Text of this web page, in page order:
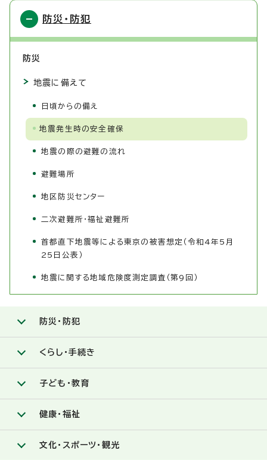
防災・防犯
防災
地震に備えて
日頃からの備え
地震発生時の安全確保
地震の際の避難の流れ
避難場所
地区防災センター
二次避難所・福祉避難所
首都直下地震等による東京の被害想定（令和4年5月
25日公表）
地震に関する地域危険度測定調査（第9回）
防災・防犯
くらし・手続き
子ども・教育
健康・福祉
文化・スポーツ・観光